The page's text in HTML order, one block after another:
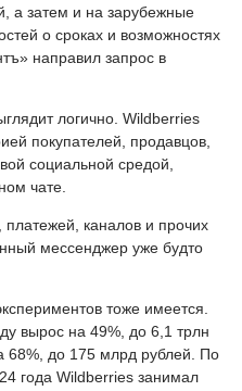
а затем и на зарубежные
о сроках и возможностях
направил запрос в
логично. Wildberries
покупателей, продавцов,
социальной средой,
чате.
каналов и прочих
мессенджер уже будто
тоже имеется.
вырос на 49%, до 6,1 трлн
68%, до 175 млрд рублей. По
года Wildberries занимал